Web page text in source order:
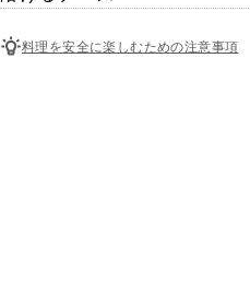
料理を安全に楽しむための注意事項